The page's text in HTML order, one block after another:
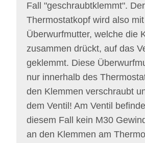
Fall "geschraubtklemmt". Der
Thermostatkopf wird also
Überwurfmutter, welche die
zusammen drückt, auf das
geklemmt. Diese
nur innerhalb des
den Klemmen verschraubt
dem Ventil! Am Ventil
diesem Fall kein M30
an den Klemmen am